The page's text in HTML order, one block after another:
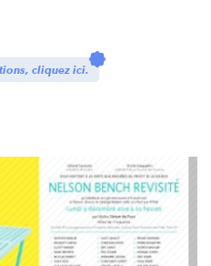
cliquez ici.